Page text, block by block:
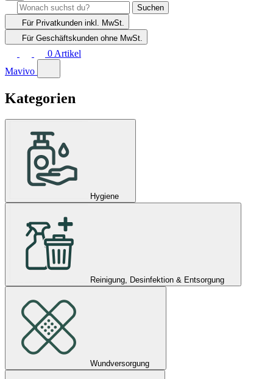
Suchen
Für Privatkunden inkl. MwSt.
Für Geschäftskunden ohne MwSt.
0 Artikel
Mavivo
Kategorien
Hygiene
Reinigung, Desinfektion & Entsorgung
Wundversorgung